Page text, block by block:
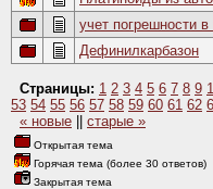
учет погрешности
Дефинилкарбазон
Страницы: 1 2 3 4 5 6 7 8 9
53 54 55 56 57 58 59 60 61 62
« новые
старые »
Открытая тема
Горячая тема (более 30 ответов)
Закрытая тема